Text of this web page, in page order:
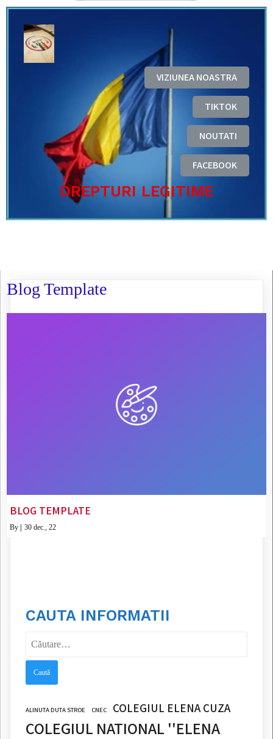
VIZIUNEA NOASTRA
TIKTOK
NOUTATI
FACEBOOK
DREPTURI LEGITIME
Blog Template
BLOG TEMPLATE
By 30 dec., 22
CAUTA INFORMATII
ALINUTA DUTA STROE CNEC COLEGIUL ELENA CUZA
COLEGIUL NATIONAL ''ELENA